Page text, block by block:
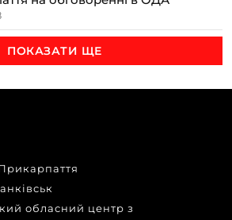
ПОКАЗАТИ ЩЕ
обласний центр з